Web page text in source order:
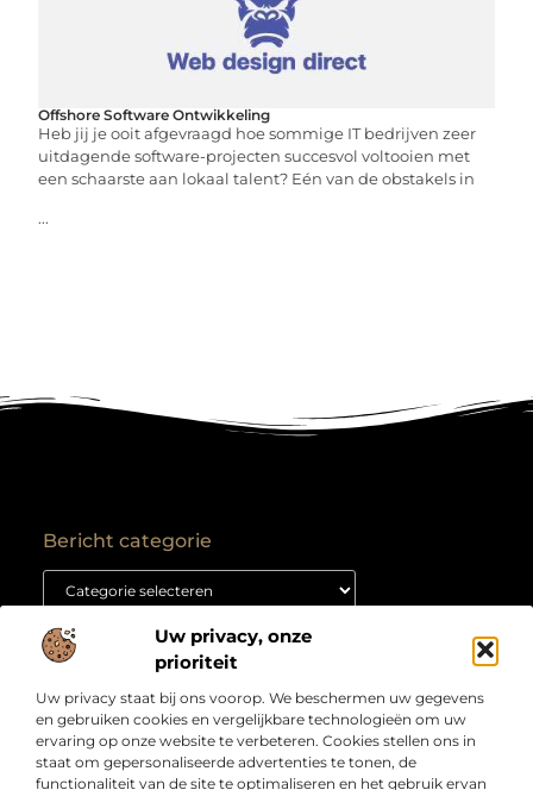
Uw privacy, onze
prioriteit
Uw privacy staat bij ons voorop. We beschermen uw gegevens
en gebruiken cookies en vergelijkbare technologieën om uw
ervaring op onze website te verbeteren. Cookies stellen ons in
staat om gepersonaliseerde advertenties te tonen, de
functionaliteit van de site te optimaliseren en het gebruik ervan
Offshore Software Ontwikkeling
Heb jij je ooit afgevraagd hoe sommige IT bedrijven zeer
uitdagende software-projecten succesvol voltooien met
een schaarste aan lokaal talent? Eén van de obstakels in
...
Over
Bedrijf
“Jouw bron voor slimme inzichten en creatieve
inspiratie”
Laat je verrassen door artikelen boordevol kennis,
Onze informatie
Bericht categorie